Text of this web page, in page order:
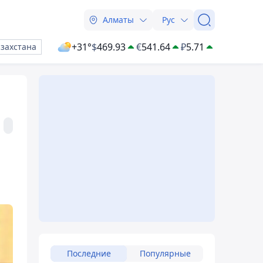
Алматы Рус
+31°$469.93 €541.64 ₽5.71
Последние Популярные